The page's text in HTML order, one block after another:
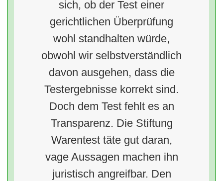
sich, ob der Test einer
gerichtlichen Überprüfung
wohl standhalten würde,
obwohl wir selbstverständlich
davon ausgehen, dass die
Testergebnisse korrekt sind.
Doch dem Test fehlt es an
Transparenz. Die Stiftung
Warentest täte gut daran,
vage Aussagen machen ihn
juristisch angreifbar. Den